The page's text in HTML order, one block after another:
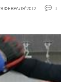
9 ФЕВРАЛЯ'2012 1